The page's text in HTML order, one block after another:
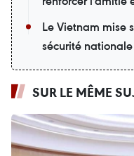
Le Vietnam mise
sécurité nationale
SUR LE MÊME